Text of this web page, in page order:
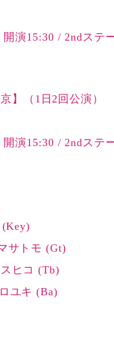
演15:30 / 2ndステ
】（1日2回公演）
演15:30 / 2ndステ
(Key)
サトモ (Gt)
ヒコ (Tb)
ユキ (Ba)